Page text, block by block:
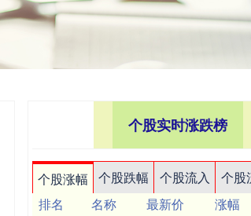
个股实时涨跌榜
个股涨幅 个股跌幅 个股流入 个股
排名
名称 最新价 涨幅